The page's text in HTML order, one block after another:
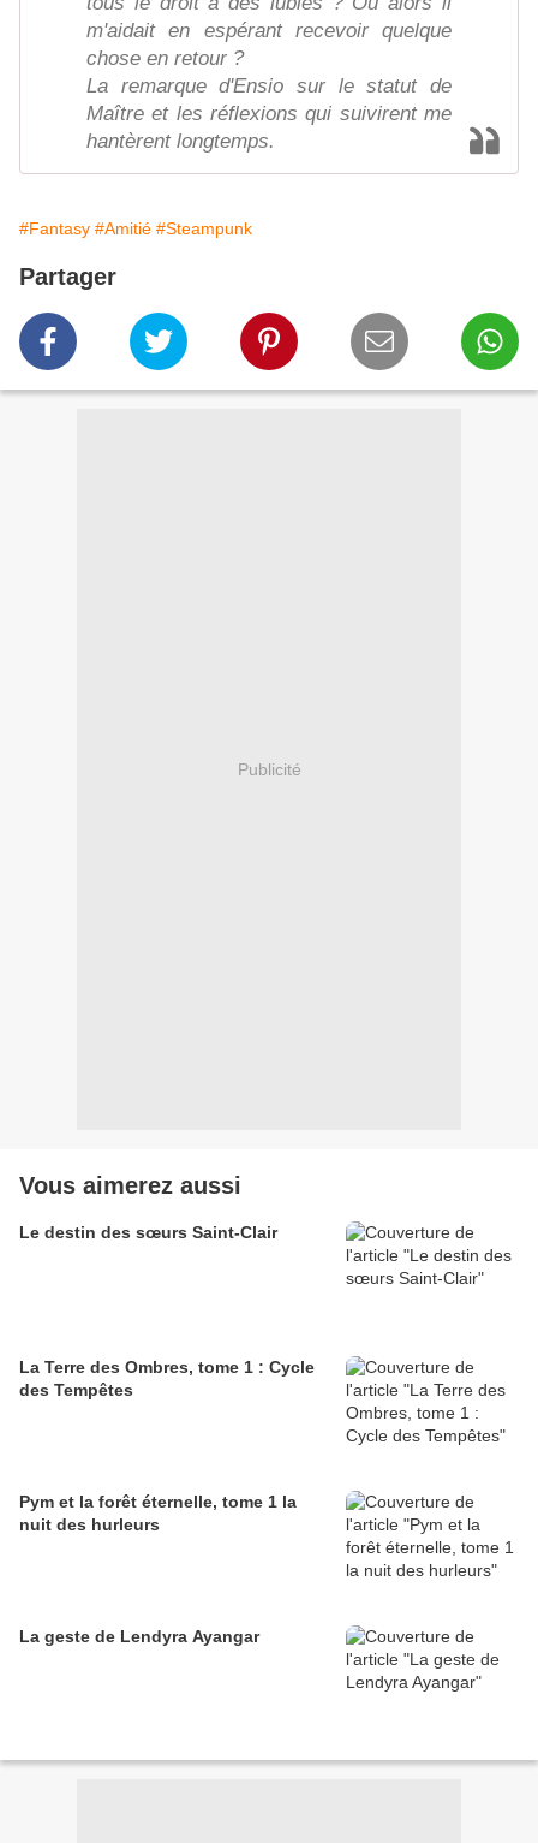
m'aidait en espérant recevoir quelque
chose en retour ?
La remarque d'Ensio sur le statut de
Maître et les réflexions qui suivirent me
hantèrent longtemps.
#Fantasy #Amitié #Steampunk
Partager
Publicité
Vous aimerez aussi
Le destin des sœurs Saint-Clair
La Terre des Ombres, tome 1 : Cycle
des Tempêtes
Pym et la forêt éternelle, tome 1 la
nuit des hurleurs
La geste de Lendyra Ayangar